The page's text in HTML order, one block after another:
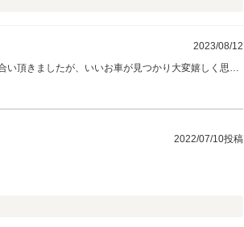
2023/08/12
頂きましたが、いいお車が見つかり大変嬉しく思い
2022/07/10投稿